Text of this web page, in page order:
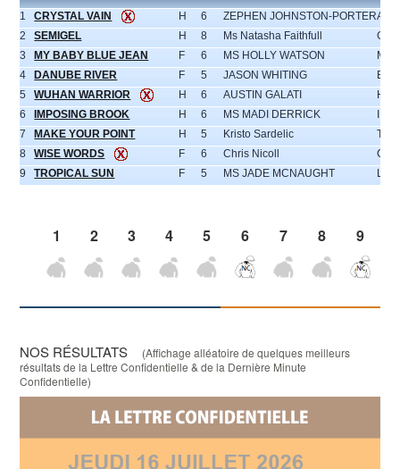
1 CRYSTAL VAIN H 6 ZEPHEN JOHNSTON-PORTER
2
SEMIGEL H 8 Ms Natasha Faithfull
3
MY BABY BLUE JEAN F 6 MS HOLLY WATSON
4
DANUBE RIVER F 5 JASON WHITING
5
WUHAN WARRIOR H 6 AUSTIN GALATI
6
IMPOSING BROOK H 6 MS MADI DERRICK
7
MAKE YOUR POINT H 5 Kristo Sardelic
8
WISE WORDS F 6 Chris Nicoll
9
TROPICAL SUN F 5 MS JADE MCNAUGHT
1 2 3 4 5 6 7 8 9
NOS RÉSULTATS
(Affichage alléatoire de quelques meilleurs
résultats de la Lettre Confidentielle & de la Dernière Minute
Confidentielle)